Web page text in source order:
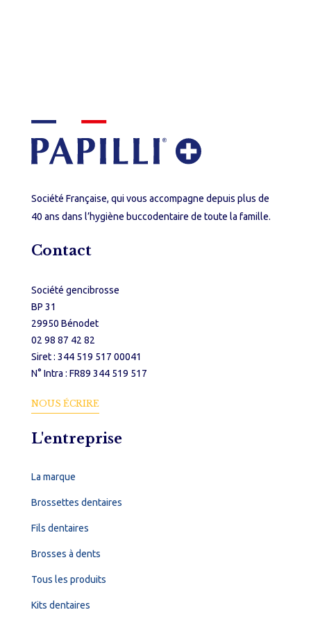
Société Française, qui vous accompagne depuis plus de
40 ans dans l’hygiène buccodentaire de toute la famille.
Contact
Société gencibrosse
BP 31
29950 Bénodet
02 98 87 42 82
Siret : 344 519 517 00041
N° Intra : FR89 344 519 517
NOUS ÉCRIRE
L'entreprise
La marque
Brossettes dentaires
Fils dentaires
Brosses à dents
Tous les produits
Kits dentaires